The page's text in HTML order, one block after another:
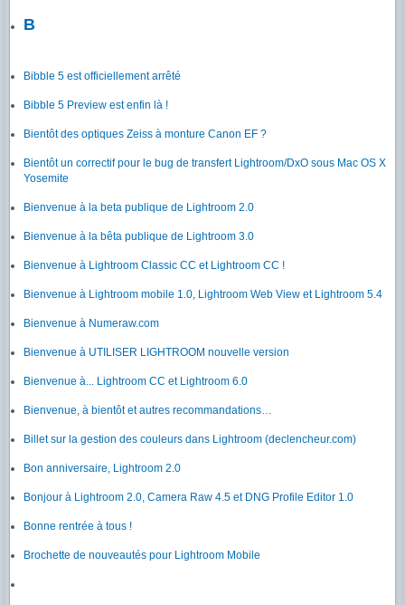
B
Bibble 5 est officiellement arrêté
Bibble 5 Preview est enfin là !
Bientôt des optiques Zeiss à monture Canon EF ?
Bientôt un correctif pour le bug de transfert Lightroom/DxO sous Mac OS X
Yosemite
Bienvenue à la beta publique de Lightroom 2.0
Bienvenue à la bêta publique de Lightroom 3.0
Bienvenue à Lightroom Classic CC et Lightroom CC !
Bienvenue à Lightroom mobile 1.0, Lightroom Web View et Lightroom 5.4
Bienvenue à Numeraw.com
Bienvenue à UTILISER LIGHTROOM nouvelle version
Bienvenue à... Lightroom CC et Lightroom 6.0
Bienvenue, à bientôt et autres recommandations…
Billet sur la gestion des couleurs dans Lightroom (declencheur.com)
Bon anniversaire, Lightroom 2.0
Bonjour à Lightroom 2.0, Camera Raw 4.5 et DNG Profile Editor 1.0
Bonne rentrée à tous !
Brochette de nouveautés pour Lightroom Mobile